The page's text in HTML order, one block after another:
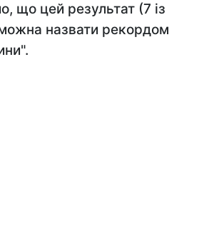
що цей результат (7 із
назвати рекордом